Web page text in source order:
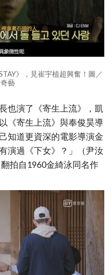
》，見崔宇植超興奮！圖／
藝
也演了《寄生上流》，凱
《寄生上流》與奉俊昊導
知道更資深的電影導演金
演過《下女》？」（尹汝
拍自1960金綺泳同名作